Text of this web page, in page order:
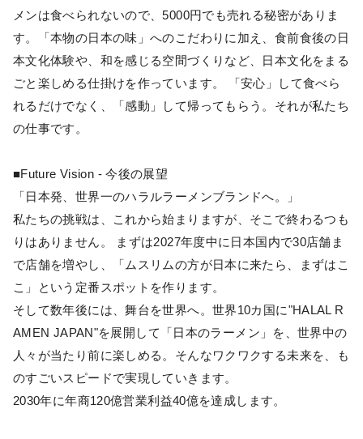
メンは食べられないので、5000円でも売れる秘密がありま
す。「本物の日本の味」へのこだわりに加え、食前食後の日
本文化体験や、和を感じる空間づくりなど、日本文化をまる
ごと楽しめる仕掛けを作っています。 「安心」して食べら
れるだけでなく、「感動」して帰ってもらう。それが私たち
の仕事です。
■Future Vision - 今後の展望
「日本発、世界一のハラルラーメンブランドへ。」
私たちの挑戦は、これから始まりますが、そこで終わるつも
りはありません。 まずは2027年度中に日本国内で30店舗ま
で店舗を増やし、「ムスリムの方が日本に来たら、まずはこ
こ」という定番スポットを作ります。
そして数年後には、舞台を世界へ。世界10カ国に"HALAL R
AMEN JAPAN"を展開して「日本のラーメン」を、世界中の
人々が当たり前に楽しめる。そんなワクワクする未来を、も
のすごいスピードで実現していきます。
2030年に年商120億営業利益40億を達成します。